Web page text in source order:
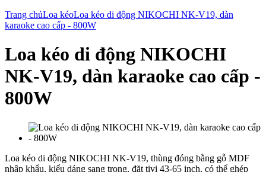
Trang chủLoa kéoLoa kéo di động NIKOCHI NK-V19, dàn
karaoke cao cấp - 800W
Loa kéo di động NIKOCHI
NK-V19, dàn karaoke cao cấp -
800W
Loa kéo di động NIKOCHI NK-V19, thùng đóng bằng gỗ MDF
nhập khẩu, kiểu dáng sang trọng, đặt tivi 43-65 inch, có thể ghép